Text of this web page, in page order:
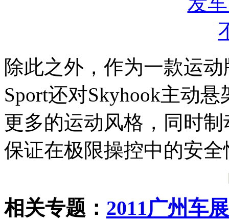
除此之外，作为一款运
Sport还对Skyhook主动
更多的运动风格，同时
保证在极限操控中的安全
相关专题： 2011广州车展